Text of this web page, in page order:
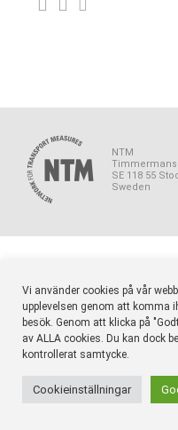
NTM
SE 118 55
Sweden
Vi använder cookies på vår
upplevelsen genom att komma
besök. Genom att klicka på
av ALLA cookies. Du kan dock
kontrollerat samtycke.
Cookieinställningar